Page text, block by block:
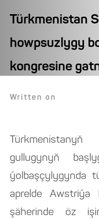
Türkmenistan
howpsuzlygy
kongresine
Written on
gullugynyň
ýolbaşçylygynda
aprelde Awstriýa
şäherinde öz